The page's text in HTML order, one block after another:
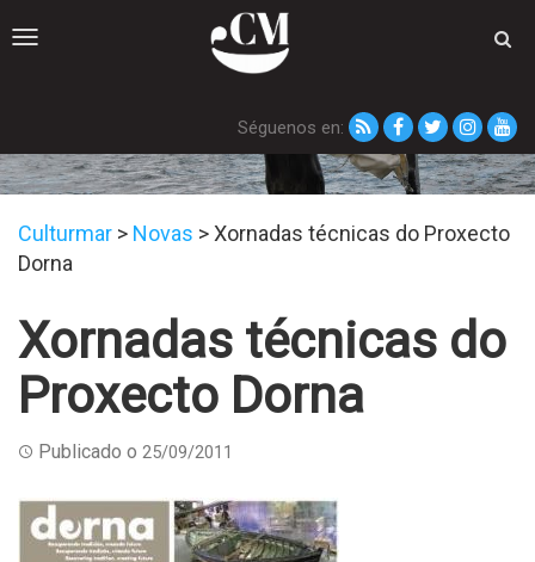
Toggle
Séguenos en:
Novas
Culturmar > Novas >Xornadas técnicas do Proxecto
Dorna
Xornadas técnicas do
Proxecto Dorna
Publicado o 25/09/2011